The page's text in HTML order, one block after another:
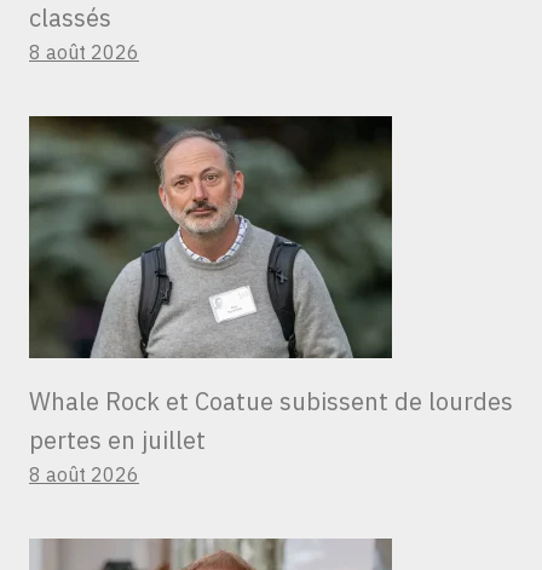
classés
8 août 2026
Whale Rock et Coatue subissent de lourdes
pertes en juillet
8 août 2026